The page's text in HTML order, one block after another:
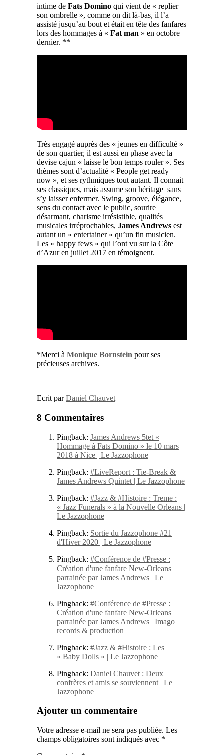
intime de Fats Domino qui vient de « replier
son ombrelle », comme on dit là-bas, il l’a
assisté jusqu’au bout et était en tête des fanfares
lors des hommages à « Fat man » en octobre
dernier. **
Très engagé auprès des « jeunes en difficulté »
de son quartier, il est aussi en phase avec la
devise cajun « laisse le bon temps rouler ». Ses
thèmes sont d’actualité « People get ready
now », et ses rythmiques tout autant. Il connait
ses classiques, mais assume son héritage sans
s’y laisser enfermer. Swing, groove, élégance,
sens du contact avec le public, sourire
désarmant, charisme irrésistible, qualités
musicales irréprochables, James Andrews est
autant un « entertainer » qu’un fin musicien.
Les « happy fews » qui l’ont vu sur la Côte
d’Azur en juillet 2017 en témoignent.
*Merci à Monique Bornstein pour ses
précieuses archives.
Ecrit parDaniel Chauvet
8 Commentaires
Pingback: James Andrews 5tet «
Hommage à Fats Domino » le 10 mars
2018 à Nice | Le Jazzophone
Pingback: #LiveReport : Tie-Break &
James Andrews Quintet | Le Jazzophone
Pingback: #Jazz & #Histoire : Treme :
« Jazz Funerals » à la Nouvelle Orleans |
Le Jazzophone
Pingback: Sortie du Jazzophone #21
d'Hiver 2020 | Le Jazzophone
Pingback: #Conférence de #Presse :
Création d'une fanfare New-Orleans
parrainée par James Andrews | Le
Jazzophone
Pingback: #Conférence de #Presse :
Création d'une fanfare New-Orleans
parrainée par James Andrews | Imago
records & production
Pingback: #Jazz & #Histoire : Les
« Baby Dolls » | Le Jazzophone
Pingback: Daniel Chauvet : Deux
confrères et amis se souviennent | Le
Jazzophone
Ajouter un commentaire
Votre adresse e-mail ne sera pas publiée. Les
champs obligatoires sont indiqués avec *